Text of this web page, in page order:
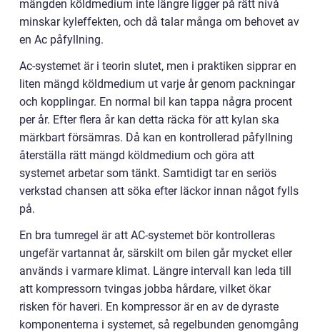
mängden köldmedium inte längre ligger på rätt nivå
minskar kyleffekten, och då talar många om behovet av
en Ac påfyllning.
Ac-systemet är i teorin slutet, men i praktiken sipprar en
liten mängd köldmedium ut varje år genom packningar
och kopplingar. En normal bil kan tappa några procent
per år. Efter flera år kan detta räcka för att kylan ska
märkbart försämras. Då kan en kontrollerad påfyllning
återställa rätt mängd köldmedium och göra att
systemet arbetar som tänkt. Samtidigt tar en seriös
verkstad chansen att söka efter läckor innan något fylls
på.
En bra tumregel är att AC-systemet bör kontrolleras
ungefär vartannat år, särskilt om bilen går mycket eller
används i varmare klimat. Längre intervall kan leda till
att kompressorn tvingas jobba hårdare, vilket ökar
risken för haveri. En kompressor är en av de dyraste
komponenterna i systemet, så regelbunden genomgång